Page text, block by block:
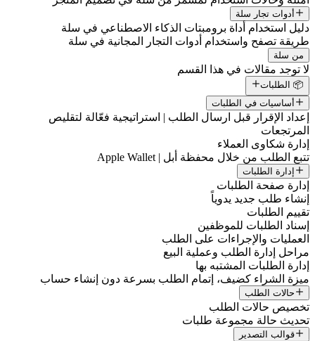
أدوات تجار سلة
دليل استخدام أداة برومبتات الذكاء الاصطناعي في سلة
طريقة تصفح واستخدام أدوات التجار المجانية في سلة
من سلة
لا توجد مقالات في هذا القسم
📦 الطلبات
أساسيات في الطلبات
إعداد الإقرار قبل ارسال الطلب | استراتيجية فعّالة لتقليص
المرتجعات
إدارة شكاوى العملاء
تتبع الطلب من خلال محفظة أبل | Apple Wallet
إدارة الطلبات
إدارة صفحة الطلبات
إنشاء طلب جديد يدوياً
تقييم الطلبات
إسناد الطلبات للموظفين
العمليات والإجراءات على الطلب
مراحل إدارة الطلب وعملية البيع
إدارة الطلبات المشتبه بها
ميزة الشراء كضيف، إتمام الطلب بسرعة دون إنشاء حساب
حالات الطلب
تخصيص حالات الطلب
تحديث حالة مجموعة طلبات
قوالب التصدير